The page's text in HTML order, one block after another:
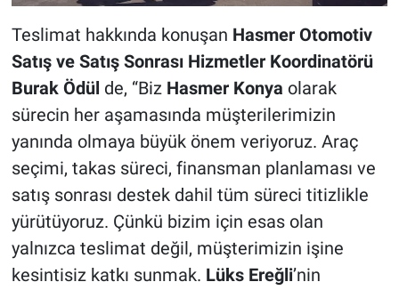
Teslimat hakkında konuşan Hasmer Otomotiv
Satış ve Satış Sonrası Hizmetler Koordinatörü
Burak Ödül de, “Biz Hasmer Konya olarak
sürecin her aşamasında müşterilerimizin
yanında olmaya büyük önem veriyoruz. Araç
seçimi, takas süreci, finansman planlaması ve
satış sonrası destek dahil tüm süreci titizlikle
yürütüyoruz. Çünkü bizim için esas olan
yalnızca teslimat değil, müşterimizin işine
kesintisiz katkı sunmak. Lüks Ereğli’nin